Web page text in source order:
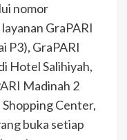
nomor
GraPARI
P3), GraPARI
Hotel Salihiyah,
Madinah 2
Center,
buka setiap